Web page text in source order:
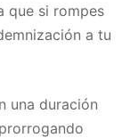
que si rompes
a tu
una duración